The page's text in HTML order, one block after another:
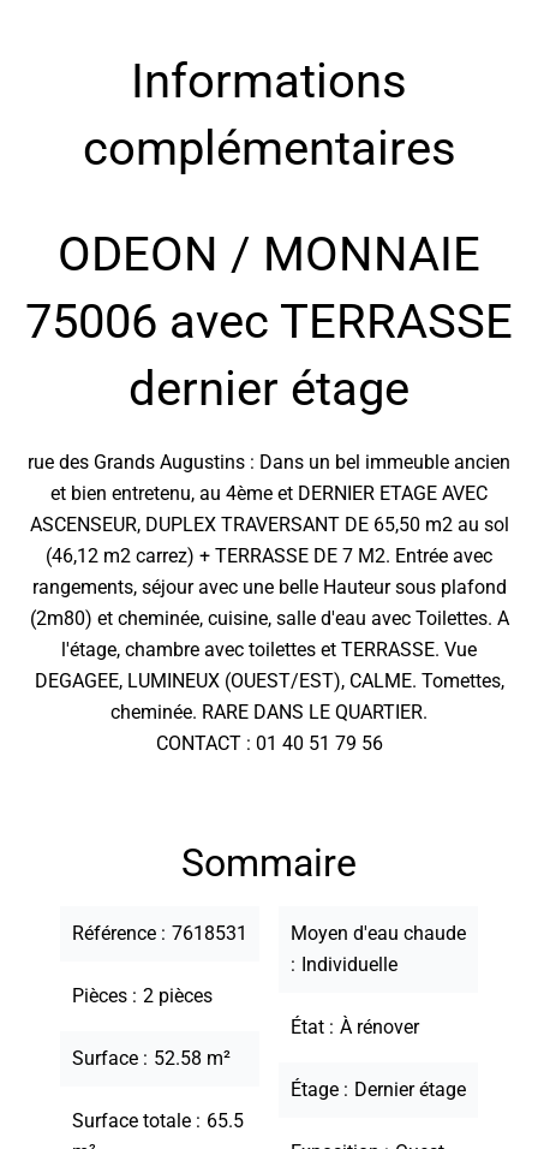
Informations
complémentaires
ODEON / MONNAIE
75006 avec TERRASSE
dernier étage
rue des Grands Augustins : Dans un bel immeuble ancien
et bien entretenu, au 4ème et DERNIER ETAGE AVEC
ASCENSEUR, DUPLEX TRAVERSANT DE 65,50 m2 au sol
(46,12 m2 carrez) + TERRASSE DE 7 M2. Entrée avec
rangements, séjour avec une belle Hauteur sous plafond
(2m80) et cheminée, cuisine, salle d'eau avec Toilettes. A
l'étage, chambre avec toilettes et TERRASSE. Vue
DEGAGEE, LUMINEUX (OUEST/EST), CALME. Tomettes,
cheminée. RARE DANS LE QUARTIER.
CONTACT : 01 40 51 79 56
Sommaire
Référence 7618531
Pièces 2 pièces
Surface 52.58 m²
Surface totale
65.5
Moyen d'eau chaude
Individuelle
État À rénover
Étage Dernier étage